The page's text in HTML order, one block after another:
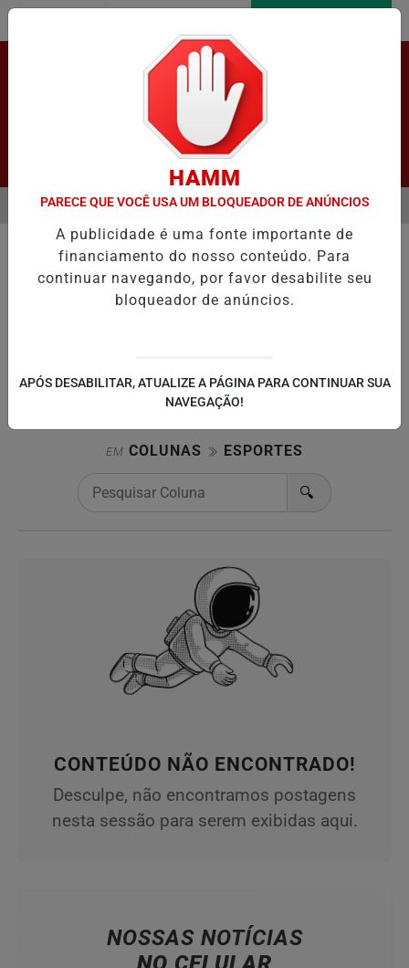
Pesquisar Notícia
E REGISTRA CRESCIMENTO NOS INDICADORES DE
EM ALTA
MENU
EM COLUNAS ESPORTES
🔍
CONTEÚDO NÃO ENCONTRADO!
Desculpe, não encontramos postagens
nesta sessão para serem exibidas aqui.
NOSSAS NOTÍCIAS
HAMM
PARECE QUE VOCÊ USA UM BLOQUEADOR DE ANÚNCIOS
A publicidade é uma fonte importante de
financiamento do nosso conteúdo. Para
continuar navegando, por favor desabilite seu
bloqueador de anúncios.
APÓS DESABILITAR, ATUALIZE A PÁGINA PARA CONTINUAR SUA
NAVEGAÇÃO!